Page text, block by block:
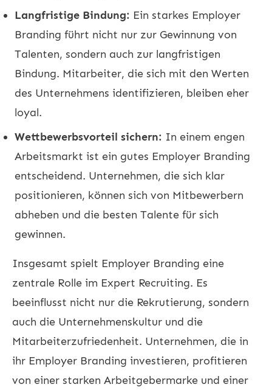
Langfristige Bindung: Ein starkes Employer
Branding führt nicht nur zur Gewinnung von
Talenten, sondern auch zur langfristigen
Bindung. Mitarbeiter, die sich mit den Werten
des Unternehmens identifizieren, bleiben eher
loyal.
Wettbewerbsvorteil sichern: In einem engen
Arbeitsmarkt ist ein gutes Employer Branding
entscheidend. Unternehmen, die sich klar
positionieren, können sich von Mitbewerbern
abheben und die besten Talente für sich
gewinnen.
Insgesamt spielt Employer Branding eine
zentrale Rolle im Expert Recruiting. Es
beeinflusst nicht nur die Rekrutierung, sondern
auch die Unternehmenskultur und die
Mitarbeiterzufriedenheit. Unternehmen, die in
ihr Employer Branding investieren, profitieren
von einer starken Arbeitgebermarke und einer